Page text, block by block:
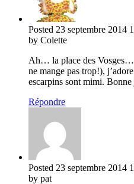
Posted 23 septembre 2014
by Colette
Ah… la place des Vosges…
ne mange pas trop!),
escarpins sont mimi. Bonne
Répondre
Posted 23 septembre 2014
by pat